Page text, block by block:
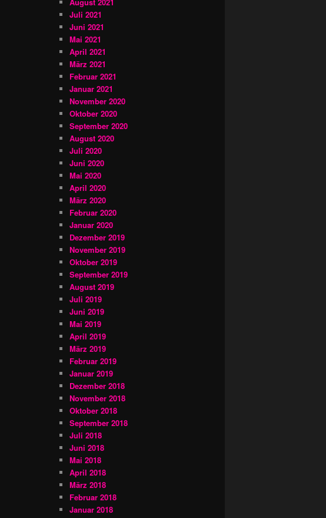
Juli 2021
Juni 2021
Mai 2021
April 2021
März 2021
Februar 2021
Januar 2021
November 2020
Oktober 2020
September 2020
August 2020
Juli 2020
Juni 2020
Mai 2020
April 2020
März 2020
Februar 2020
Januar 2020
Dezember 2019
November 2019
Oktober 2019
September 2019
August 2019
Juli 2019
Juni 2019
Mai 2019
April 2019
März 2019
Februar 2019
Januar 2019
Dezember 2018
November 2018
Oktober 2018
September 2018
Juli 2018
Juni 2018
Mai 2018
April 2018
März 2018
Februar 2018
Januar 2018